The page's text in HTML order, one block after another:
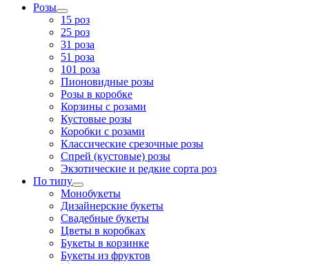
Розы
15 роз
25 роз
31 роза
51 роза
101 роза
Пионовидные розы
Розы в коробке
Корзины с розами
Кустовые розы
Коробки с розами
Классические срезочные розы
Спрей (кустовые) розы
Экзотические и редкие сорта роз
По типу
Монобукеты
Дизайнерские букеты
Свадебные букеты
Цветы в коробках
Букеты в корзинке
Букеты из фруктов